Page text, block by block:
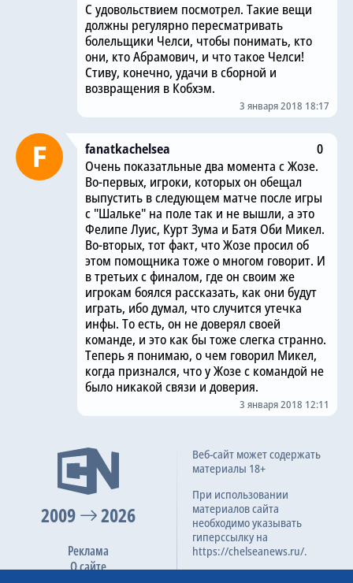
С удовольствием посмотрел. Такие вещи
должны регулярно пересматривать
болельщики Челси, чтобы понимать, кто
они, кто Абрамович, и что такое Челси!
Стиву, конечно, удачи в сборной и
возвращения в Кобхэм.
3 января 2018 18:17
fanatkachelsea
0
Очень показатльные два момента с Жозе.
Во-первых, игроки, которых он обещал
выпустить в следующем матче после игры
с "Шальке" на поле так и не вышли, а это
Фелипе Луис, Курт Зума и Батя Оби Микел.
Во-вторых, тот факт, что Жозе просил об
этом помощника тоже о многом говорит. И
в третьих с финалом, где он своим же
игрокам боялся рассказать, как они будут
играть, ибо думал, что случится утечка
инфы. То есть, он не доверял своей
команде, и это как бы тоже слегка странно.
Теперь я понимаю, о чем говорил Микел,
когда признался, что у Жозе с командой не
было никакой связи и доверия.
3 января 2018 12:11
2009 2026
Реклама
О сайте
Веб-сайт может содержать
материалы 18+
При использовании
материалов сайта
необходимо указывать
гиперссылку на
https://chelseanews.ru/.